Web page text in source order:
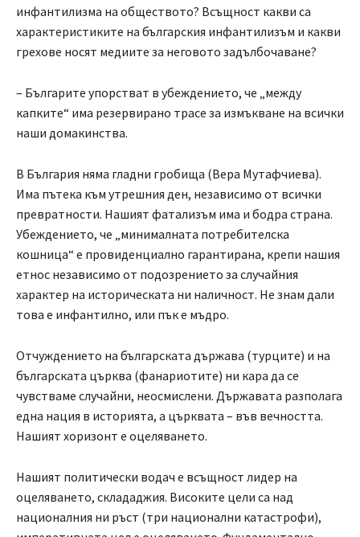
инфантилизма на обществото? Всъщност какви са
характеристиките на българския инфантилизъм и какви
грехове носят медиите за неговото задълбочаване?
– Българите упорстват в убеждението, че „между
капките“ има резервирано трасе за измъкване на всички
наши домакинства.
В България няма гладни гробища (Вера Мутафчиева).
Има пътека към утрешния ден, независимо от всички
превратности. Нашият фатализъм има и бодра страна.
Убеждението, че „минималната потребителска
кошница“ е провиденциално гарантирана, крепи нашия
етнос независимо от подозрението за случайния
характер на историческата ни наличност. Не знам дали
това е инфантилно, или пък е мъдро.
Отчуждението на българската държава (турците) и на
българската църква (фанариотите) ни кара да се
чувстваме случайни, неосмислени. Държавата разполага
една нация в историята, а църквата – във вечността.
Нашият хоризонт е оцеляването.
Нашият политически водач е всъщност лидер на
оцеляването, склададжия. Високите цели са над
националния ни ръст (три национални катастрофи),